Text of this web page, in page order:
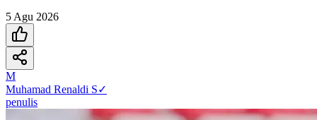
5 Agu 2026
M
Muhamad Renaldi S✓
penulis